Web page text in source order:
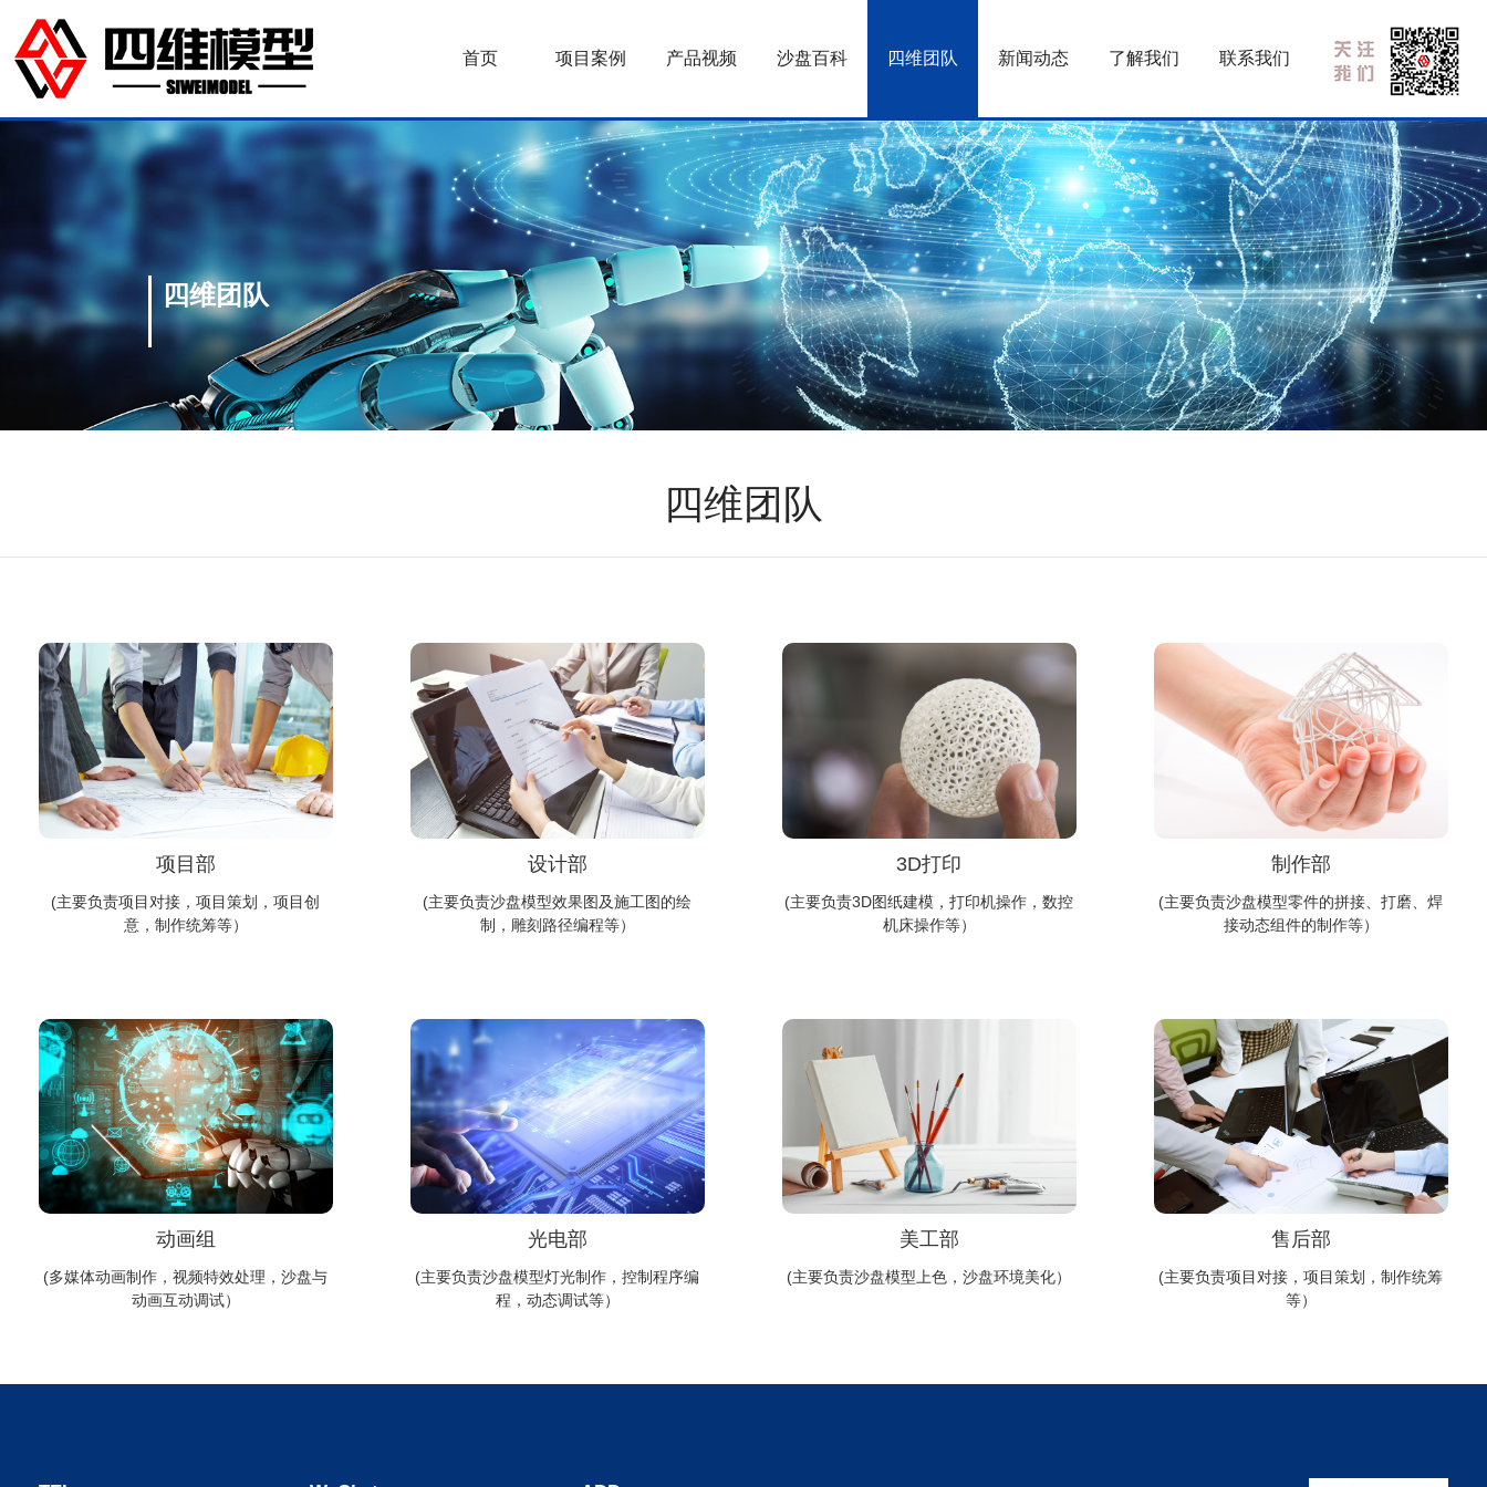
首页 项目案例 产品视频 沙盘百科 四维团队 新闻动态 了解我们 联系我们
四维团队
四维团队
项目部
(主要负责项目对接，项目策划，项目创
意，制作统筹等）
设计部
(主要负责沙盘模型效果图及施工图的绘
制，雕刻路径编程等）
3D打印
(主要负责3D图纸建模，打印机操作，数控
机床操作等）
制作部
(主要负责沙盘模型零件的拼接、打磨、焊
接动态组件的制作等）
动画组
(多媒体动画制作，视频特效处理，沙盘与
动画互动调试）
光电部
(主要负责沙盘模型灯光制作，控制程序编
程，动态调试等）
美工部
(主要负责沙盘模型上色，沙盘环境美化）
售后部
(主要负责项目对接，项目策划，制作统筹
等）